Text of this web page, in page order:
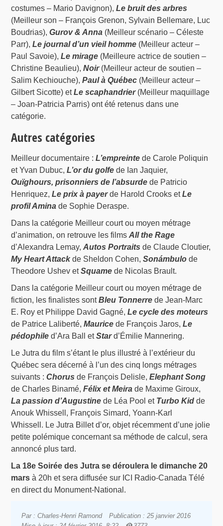
costumes – Mario Davignon),Le bruit des arbres
(Meilleur son – François Grenon, Sylvain Bellemare, Luc
Boudrias),Gurov & Anna (Meilleur scénario – Céleste
Parr),Le journal d’un vieil homme (Meilleur acteur –
Paul Savoie),Le mirage (Meilleure actrice de soutien –
Christine Beaulieu),Noir(Meilleur acteur de soutien –
Salim Kechiouche),Paul à Québec (Meilleur acteur –
Gilbert Sicotte) etLe scaphandrier(Meilleur maquillage
– Joan-Patricia Parris) ont été retenus dans une
catégorie.
Autres catégories
Meilleur documentaire :L’empreinte de Carole Poliquin
et Yvan Dubuc,L’or du golfe de Ian Jaquier,
Ouïghours, prisonniers de l’absurde de Patricio
Henriquez,Le prix à payerde Harold Crooks etLe
profil Amina de Sophie Deraspe.
Dans la catégorie Meilleur court ou moyen métrage
d’animation, on retrouve les filmsAll the Rage
d’Alexandra Lemay,Autos Portraits de Claude Cloutier,
My Heart Attackde Sheldon Cohen,Sonámbulo de
Theodore Ushev etSquame de Nicolas Brault.
Dans la catégorie Meilleur court ou moyen métrage de
fiction, les finalistes sontBleu Tonnerre de Jean-Marc
E. Roy et Philippe David Gagné,Le cycle des moteurs
de Patrice Laliberté,Maurice de François Jaros,Le
pédophile d’Ara Ball etStard’Émilie Mannering.
Le Jutra du film s’étant le plus illustré à l’extérieur du
Québec sera décerné à l’un des cinq longs métrages
suivants :Chorus de François Delisle,Elephant Song
de Charles Binamé,Félix et Meira de Maxime Giroux,
La passion d’Augustine de Léa Pool et Turbo Kid de
Anouk Whissell, François Simard, Yoann-Karl
Whissell. Le Jutra Billet d’or, objet récemment d’une jolie
petite polémique concernant sa méthode de calcul, sera
annoncé plus tard.
La 18e Soirée des Jutra se déroulera le dimanche 20
mars à 20h et sera diffusée sur ICI Radio-Canada Télé
en direct du Monument-National.
Par : Charles-Henri Ramond
Publication : 25 janvier 2016